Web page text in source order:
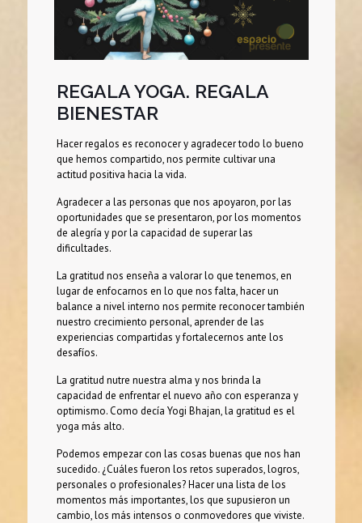
REGALA YOGA. REGALA
BIENESTAR
Hacer regalos es reconocer y agradecer todo lo bueno
que hemos compartido, nos permite cultivar una
actitud positiva hacia la vida.
Agradecer a las personas que nos apoyaron, por las
oportunidades que se presentaron, por los momentos
de alegría y por la capacidad de superar las
dificultades.
La gratitud nos enseña a valorar lo que tenemos, en
lugar de enfocarnos en lo que nos falta, hacer un
balance a nivel interno nos permite reconocer también
nuestro crecimiento personal, aprender de las
experiencias compartidas y fortalecernos ante los
desafíos.
La gratitud nutre nuestra alma y nos brinda la
capacidad de enfrentar el nuevo año con esperanza y
optimismo. Como decía Yogi Bhajan, la gratitud es el
yoga más alto.
Podemos empezar con las cosas buenas que nos han
sucedido. ¿Cuáles fueron los retos superados, logros,
personales o profesionales? Hacer una lista de los
momentos más importantes, los que supusieron un
cambio, los más intensos o conmovedores que viviste.